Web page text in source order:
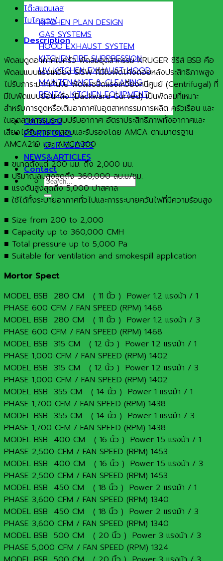
KITCHEN PLAN DESIGN
GAS SYSTEMS
HOOD EXHAUST SYSTEM
KITCHEN FIRE SUPPRESSION
UV KITCHEN EXHAUST HOOD
MAINTENANCE & CLEANING
RENTAL KITCHEN EQUIPMENT
CATALOG
PORTFOLIO
OUR CLIENTS
NEWS&ARTICLES
Contact
Search
for:
โต๊ะสแตนเลส
ไมโครเวฟ
Description
พัดลมดูดอากาศในครัว พัดลมอุตสากรรม KRUGER ซีรีส์ BSB คือ
พัดลมแบบแรงเหวี่ยง SISW ที่มีใบพัดโค้งถอยหลังประสิทธิภาพสูง
ไม่รับภาระมากเกินไป พัดลมชนิดแรงเหวี่ยงหนีศูนย์ (Centrifugal) ที่
มีใบพัดแบบย้อนหลัง (Backward Curved) เป็นพัดลมที่เหมาะ
สำหรับการดูดหรือเติมอากาศในอุตสาหกรรมการผลิต ครัวเรือน และ
ในอุตสาหกรรมระบบปรับอากาศ อัตราประสิทธิภาพทั้งอากาศและ
เสียงได้รับการทดสอบและรับรองโดย AMCA ตามมาตรฐาน
AMCA210 และ AMCA300
■ ขนาดตั้งแต่ 200 มม. ถึง 2,000 มม.
■ ปริมาณลมสูงสุดถึง 360,000 ลบ.ม/ชม.
■ แรงดันสูงสุดถึง 5,000 ปาสคาล
■ ใช้ได้ทั้งระบายอากาศทั่วไปและการระบายควันไฟที่มีความร้อนสูง
■ Size from 200 to 2,000
■ Capacity up to 360,000 CMH
■ Total pressure up to 5,000 Pa
■ Suitable for ventilation and smokespill application
Mortor Spect
MODEL BSB 280 CM ( 11 นิ้ว ) Power 1.2 แรงม้า / 1
PHASE 600 CFM / FAN SPEED (RPM) 1468
MODEL BSB 280 CM ( 11 นิ้ว ) Power 1.2 แรงม้า / 3
PHASE 600 CFM / FAN SPEED (RPM) 1468
MODEL BSB 315 CM ( 12 นิ้ว ) Power 1.2 แรงม้า / 1
PHASE 1,000 CFM / FAN SPEED (RPM) 1402
MODEL BSB 315 CM ( 12 นิ้ว ) Power 1.2 แรงม้า / 3
PHASE 1,000 CFM / FAN SPEED (RPM) 1402
MODEL BSB 355 CM ( 14 นิ้ว ) Power 1 แรงม้า / 1
PHASE 1,700 CFM / FAN SPEED (RPM) 1438
MODEL BSB 355 CM ( 14 นิ้ว ) Power 1 แรงม้า / 3
PHASE 1,700 CFM / FAN SPEED (RPM) 1438
MODEL BSB 400 CM ( 16 นิ้ว ) Power 1.5 แรงม้า / 1
PHASE 2,500 CFM / FAN SPEED (RPM) 1453
MODEL BSB 400 CM ( 16 นิ้ว ) Power 1.5 แรงม้า / 3
PHASE 2,500 CFM / FAN SPEED (RPM) 1453
MODEL BSB 450 CM ( 18 นิ้ว ) Power 2 แรงม้า / 1
PHASE 3,600 CFM / FAN SPEED (RPM) 1340
MODEL BSB 450 CM ( 18 นิ้ว ) Power 2 แรงม้า / 3
PHASE 3,600 CFM / FAN SPEED (RPM) 1340
MODEL BSB 500 CM ( 20 นิ้ว ) Power 3 แรงม้า / 3
PHASE 5,000 CFM / FAN SPEED (RPM) 1324